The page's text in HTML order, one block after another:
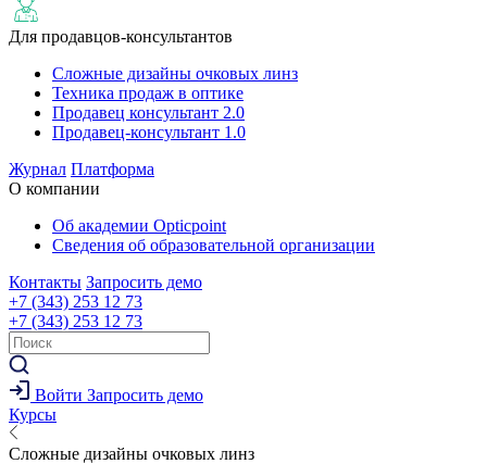
Для продавцов-консультантов
Сложные дизайны очковых линз
Техника продаж в оптике
Продавец консультант 2.0
Продавец-консультант 1.0
Журнал Платформа
О компании
Об академии Opticpoint
Сведения об образовательной организации
Контакты Запросить демо
+7 (343) 253 12 73
+7 (343) 253 12 73
Войти Запросить демо
Курсы
Сложные дизайны очковых линз